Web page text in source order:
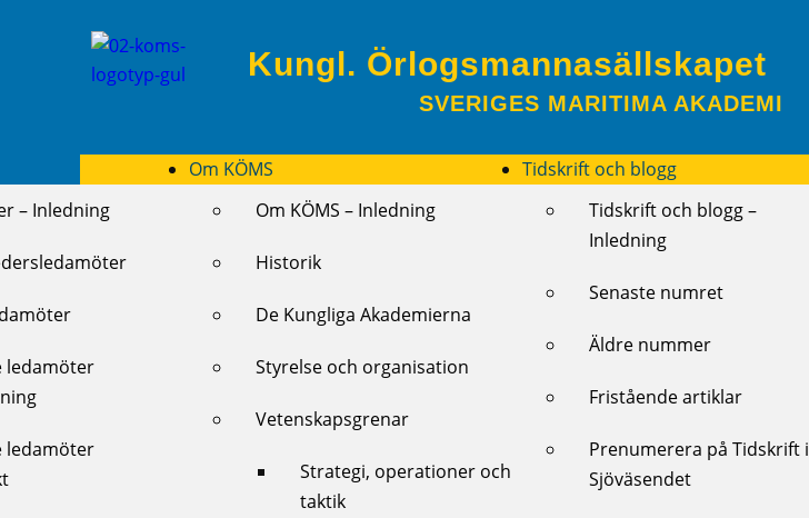
Kungl. Örlogsmannasällskapet
SVERIGES MARITIMA AKADEMI
– Inledning
ledamöter
ledamöter
Om KÖMS
Om KÖMS – Inledning
Historik
De Kungliga Akademierna
Styrelse och organisation
Vetenskapsgrenar
Strategi, operationer och
taktik
Tidskrift och blogg
Tidskrift och blogg –
Inledning
Senaste numret
Äldre nummer
Fristående artiklar
Prenumerera på Tidskrift i
Sjöväsendet